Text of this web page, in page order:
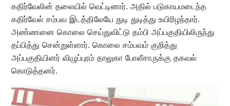
கதிர்வேலின் தலையில் வெட்டினார். அதில் படுகாயமடைந்த
கதிர்வேல் சம்பவ இடத்திலேயே துடி துடித்து உயிரிழந்தார்.
அண்ணனை கொலை செய்துவிட்டு தம்பி அப்பகுதியிலிருந்து
தப்பித்து சென்றுள்ளார். கொலை சம்பவம் குறித்து
அப்பகுதியினர் விழுப்புரம் தாலுகா போலீசாருக்கு தகவல்
கொடுத்தனர்.